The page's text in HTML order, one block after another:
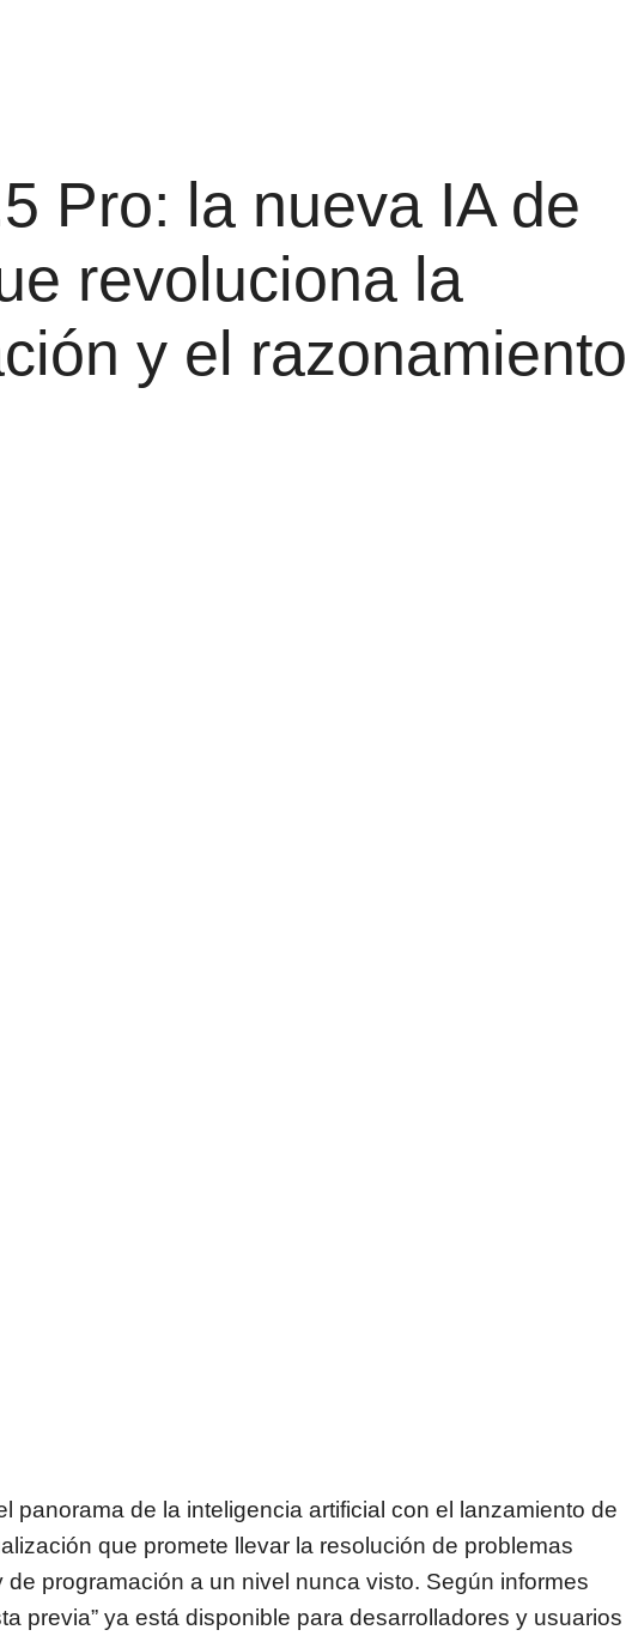
Pro: la nueva IA de
revoluciona la
y el razonamiento
panorama de la inteligencia artificial con el lanzamiento de
que promete llevar la resolución de problemas
programación a un nivel nunca visto. Según informes
previa” ya está disponible para desarrolladores y usuarios